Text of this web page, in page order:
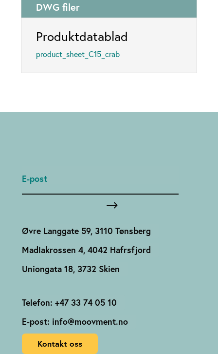
DWG filer
Produktdatablad
product_sheet_C15_crab
Øvre Langgate 59, 3110 Tønsberg
Madlakrossen 4, 4042 Hafrsfjord
Uniongata 18, 3732 Skien
Telefon: +47 33 74 05 10
E-post: info@moovment.no
Kontakt oss